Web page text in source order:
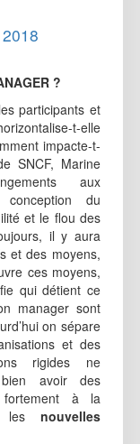
?
participants et
t-elle
impacte-t-
SNCF, Marine
aux
du
et le flou des
il y aura
et des moyens,
ces moyens,
qui détient ce
manager sont
on sépare
et des
rigides ne
avoir des
fortement à la
les nouvelles